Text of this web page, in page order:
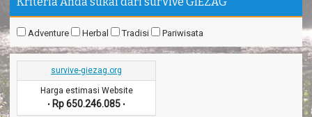
Adventure Herbal Tradisi Pariwisata
survive-giezag.org
Harga estimasi Website
• Rp 650.246.085 •